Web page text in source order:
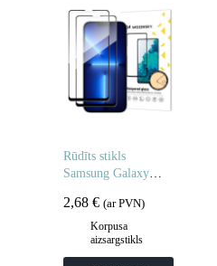
Rūdīts stikls
Samsung Galaxy
pilnībā līmējamam
rūdītam stiklam – 2
2,68 € (ar PVN)
Korpusa
aizsargstikls